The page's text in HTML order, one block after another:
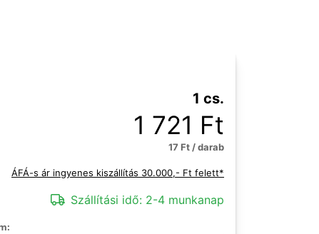
1 cs.
1 721 Ft
17 Ft / darab
ÁFÁ-s ár ingyenes kiszállítás 30.000,- Ft felett*
Szállítási idő: 2-4 munkanap